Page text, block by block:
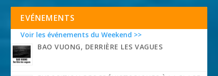
EVÉNEMENTS
Voir les événements du Weekend >>
BAO VUONG, DERRIÈRE LES VAGUES